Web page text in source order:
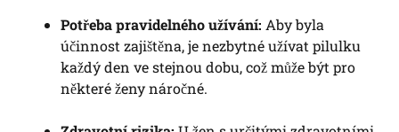
Potřeba pravidelného užívání: Aby byla
účinnost zajištěna, je nezbytné užívat pilulku
každý den ve stejnou dobu, což může být pro
některé ženy náročné.